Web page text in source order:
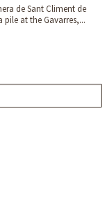
de Sant Climent de
pile at the Gavarres,...